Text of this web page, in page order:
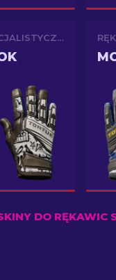
RĘKAWIC SPECJALISTYCZNYCH
DO RĘKAWIC